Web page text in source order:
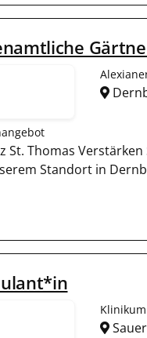
St. Thomas
Standort in